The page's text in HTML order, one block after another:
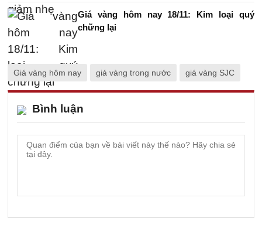
Giá vàng hôm nay 18/11: Kim loại quý
chững lại
Giá vàng hôm nay giá vàng trong nước giá vàng SJC
Bình luận